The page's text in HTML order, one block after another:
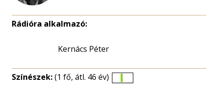
Rádióra alkalmazó:
Kernács Péter
Színészek:(1 fő, átl. 46 év)